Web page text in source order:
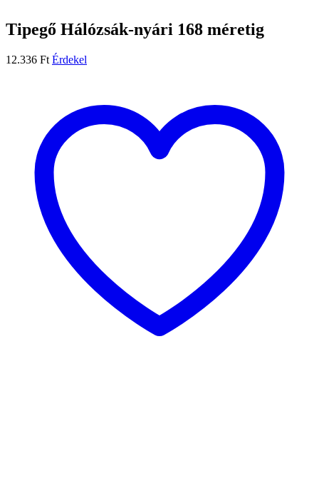
Tipegő Hálózsák-nyári 168 méretig
12.336 Ft Érdekel